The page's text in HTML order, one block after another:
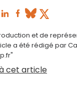
et de
a été rédigé par
cet article